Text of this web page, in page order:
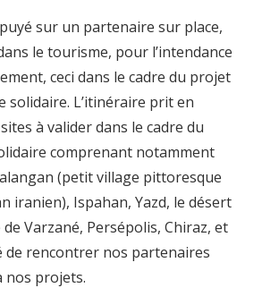
sur un partenaire sur place,
le tourisme, pour l’intendance
ceci dans le cadre du projet
solidaire. L’itinéraire prit en
à valider dans le cadre du
comprenant notamment
(petit village pittoresque
iranien), Ispahan, Yazd, le désert
Varzané, Persépolis, Chiraz, et
de rencontrer nos partenaires
nos projets.